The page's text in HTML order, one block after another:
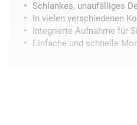
Schlankes, unaufälliges
In vielen verschiedenen
Integrierte Aufnahme für
Einfache und schnelle